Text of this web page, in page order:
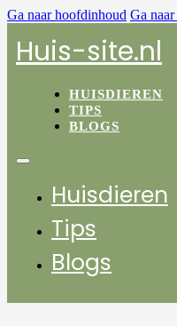
Ga naar hoofdinhoud Ga
Huis-site.nl
HUISDIEREN
TIPS
BLOGS
Huisdieren
Tips
Blogs